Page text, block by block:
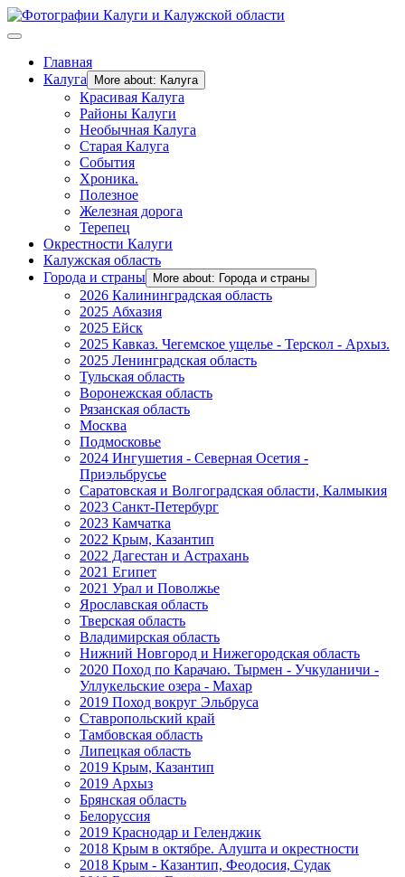
Главная
Калуга
More about: Калуга
Красивая Калуга
Районы Калуги
Необычная Калуга
Старая Калуга
События
Хроника.
Полезное
Железная дорога
Терепец
Окрестности Калуги
Калужская область
Города и страны
More about: Города и страны
2026 Калининградская область
2025 Абхазия
2025 Ейск
2025 Кавказ. Чегемское ущелье - Терскол - Архыз.
2025 Ленинградская область
Тульская область
Воронежская область
Рязанская область
Москва
Подмосковье
2024 Ингушетия - Северная Осетия -
Приэльбрусье
Саратовская и Волгоградская области, Калмыкия
2023 Санкт-Петербург
2023 Камчатка
2022 Крым, Казантип
2022 Дагестан и Астрахань
2021 Египет
2021 Урал и Поволжье
Ярославская область
Тверская область
Владимирская область
Нижний Новгород и Нижегородская область
2020 Поход по Карачаю. Тырмен - Учкуланичи -
Уллукельские озера - Махар
2019 Поход вокруг Эльбруса
Ставропольский край
Тамбовская область
Липецкая область
2019 Крым, Казантип
2019 Архыз
Брянская область
Белоруссия
2019 Краснодар и Геленджик
2018 Крым в октябре. Алушта и окрестности
2018 Крым - Казантип, Феодосия, Судак